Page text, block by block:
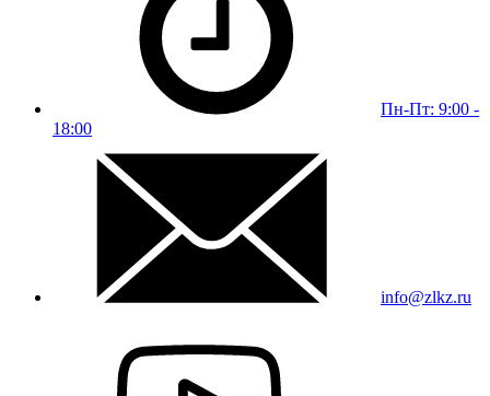
Пн-Пт: 9:00 -
18:00
info@zlkz.ru